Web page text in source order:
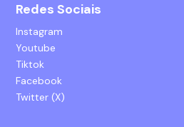
Redes Sociais
Instagram
Youtube
Tiktok
Facebook
Twitter (X)